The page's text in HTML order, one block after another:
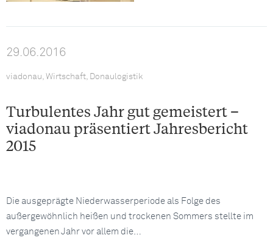
29.06.2016
viadonau, Wirtschaft, Donaulogistik
Turbulentes Jahr gut gemeistert –
viadonau präsentiert Jahresbericht
2015
Die ausgeprägte Niederwasserperiode als Folge des
außergewöhnlich heißen und trockenen Sommers stellte im
vergangenen Jahr vor allem die…